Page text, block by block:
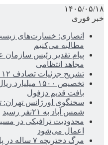
۱۴۰۵/۰۵/۱۸
خبر فوری
انصاری: خسارت‌های
مطالبه‌ می‌کنیم
پیام تقدیر رئیس سازمان
مجاهد انتظامی
تشریح جزئیات تصادف ۱۲ خودرو با ۱۹ مصدوم
تخصیص ۱۵۰۰
بافت قدیم دزفول
سخنگوی اورژانس تهران:
شمس آباد به ۲۱نفر رسید
محدودیت ترافیکی در
اعمال می‌شود
مرگ دختربچه ۷ ساله در پارک اسلامشهر